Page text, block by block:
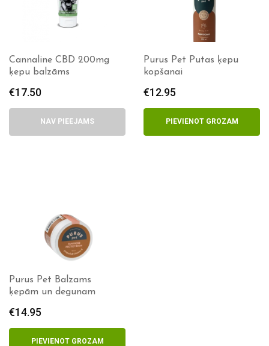
Cannaline CBD 200mg
ķepu balzāms
€17.50
NAV PIEEJAMS
Purus Pet Putas ķepu
kopšanai
€12.95
PIEVIENOT GROZAM
Purus Pet Balzams
ķepām un degunam
€14.95
PIEVIENOT GROZAM